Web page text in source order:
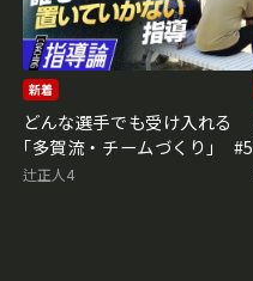
新着
どんな選手でも受け入れる
｢多賀流・チームづくり｣ #5
辻正人4